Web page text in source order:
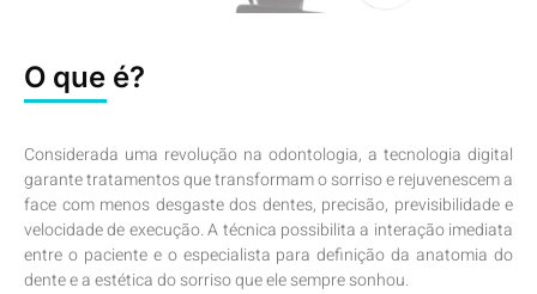
O que é?
Considerada uma revolução na odontologia, a tecnologia digital
garante tratamentos que transformam o sorriso e rejuvenescem a
face com menos desgaste dos dentes, precisão, previsibilidade e
velocidade de execução. A técnica possibilita a interação imediata
entre o paciente e o especialista para definição da anatomia do
dente e a estética do sorriso que ele sempre sonhou.